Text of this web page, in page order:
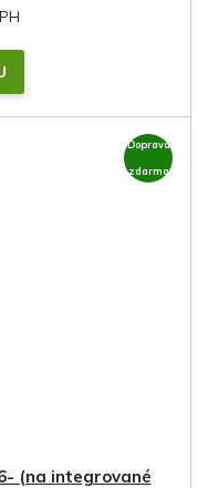
Doprava
zdarma
(na integrované